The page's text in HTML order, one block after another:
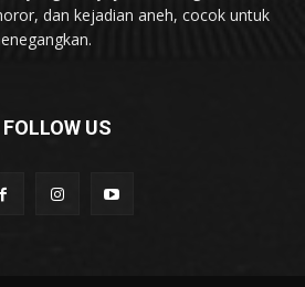
dan kejadian aneh, cocok untuk
FOLLOW US